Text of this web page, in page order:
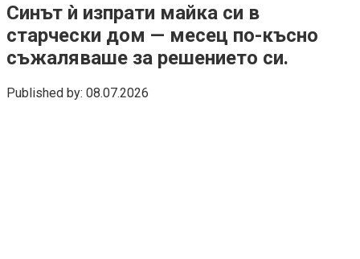
Синът ѝ изпрати майка си в
старчески дом — месец по-късно
съжаляваше за решението си.
Published by: 08.07.2026